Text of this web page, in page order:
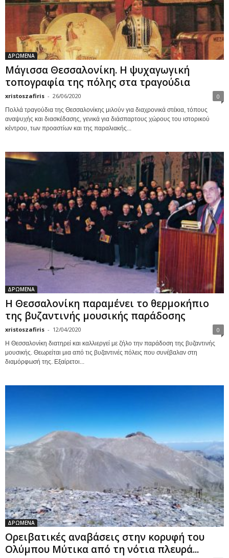
ΔΡΩΜΕΝΑ
Μάγισσα Θεσσαλονίκη. Η ψυχαγωγική
τοπογραφία της πόλης στα τραγούδια
xristoszafiris - 26/06/2020 0
Πολλά τραγούδια της Θεσσαλονίκης μιλούν για διαχρονικά στέκια, τόπους
αναψυχής και διασκέδασης, γενικά για διάσπαρτους χώρους του ιστορικού
κέντρου, των προαστίων και της παραλιακής...
ΔΡΩΜΕΝΑ
Η Θεσσαλονίκη παραμένει το θερμοκήπιο
της βυζαντινής μουσικής παράδοσης
xristoszafiris - 12/04/2020 0
Η Θεσσαλονίκη διατηρεί και καλλιεργεί με ζήλο την παράδοση της βυζαντινής
μουσικής. Θεωρείται μια από τις βυζαντινές πόλεις που συνέβαλαν στη
διαμόρφωσή της. Εξαίρετοι...
ΔΡΩΜΕΝΑ
Ορειβατικές αναβάσεις στην κορυφή του
Ολύμπου Μύτικα από τη νότια πλευρά...